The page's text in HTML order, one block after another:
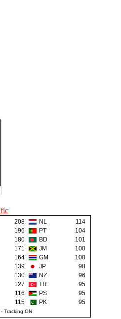
208 NL
114
196 PT
104
180 BD
101
171 JM
100
164 GM
100
139 JP
98
130 NZ
96
127 TR
95
116 PS
95
115 PK 95
- Tracking ON